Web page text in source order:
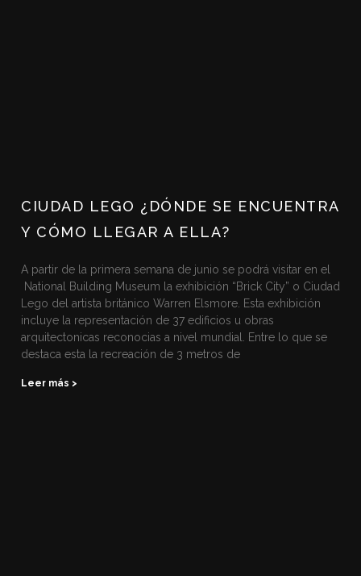
CIUDAD LEGO ¿DÓNDE SE ENCUENTRA
Y CÓMO LLEGAR A ELLA?
A partir de la primera semana de junio se podrá visitar en el
National Building Museum la exhibición “Brick City” o Ciudad
Lego del artista británico Warren Elsmore. Esta exhibición
incluye la representación de 37 edificios u obras
arquitectonicas reconocias a nivel mundial. Entre lo que se
destaca esta la recreación de 3 metros de
Leer más >